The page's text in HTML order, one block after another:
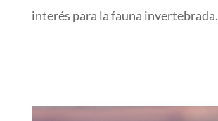
interés para la fauna invertebrada.